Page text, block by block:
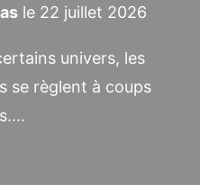
le 22 juillet 2026
univers, les
se règlent à coups